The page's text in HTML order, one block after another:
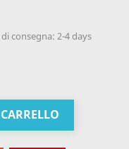
consegna: 2-4 days